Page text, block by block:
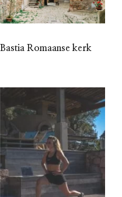
Bastia Romaanse kerk